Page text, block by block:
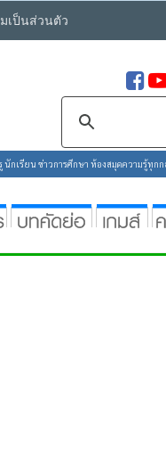
เป็นส่วนตัว
กเรียน ข่าวการศึกษา ห้องสมุดความรู้ทุก